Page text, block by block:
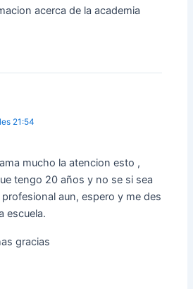
acerca de la academia
21:54
mucho la atencion esto ,
tengo 20 años y no se si sea
aun, espero y me des
escuela.
gracias